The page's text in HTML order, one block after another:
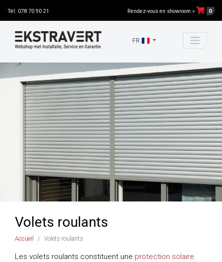
Tél: 078 70 90 21 Rendez-vous en showroom » 0
FR
Volets roulants
Accueil Volets roulants
Les volets roulants constituent une protection solaire